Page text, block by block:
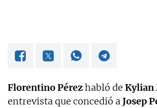
Florentino Pérezhabló de Kylian
entrevista que concedió aJosep